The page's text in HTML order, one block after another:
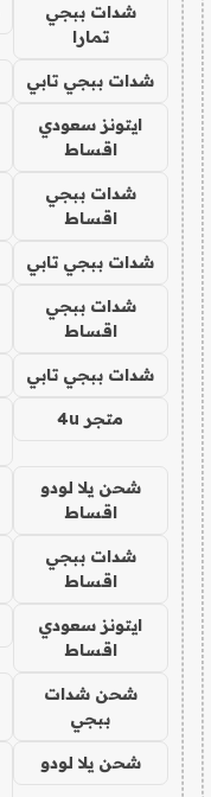
شدات ببجي
تمارا
شدات ببجي تابي
ايتونز سعودي
اقساط
شدات ببجي
اقساط
شدات ببجي تابي
شدات ببجي
اقساط
شدات ببجي تابي
متجر 4u
شحن يلا لودو
اقساط
شدات ببجي
اقساط
ايتونز سعودي
اقساط
شحن شدات
ببجي
شحن يلا لودو